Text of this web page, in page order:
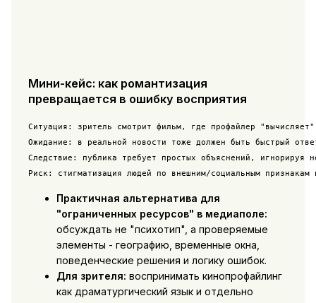
Мини-кейс: как романтизация
превращается в ошибку восприятия
Ситуация: зритель смотрит фильм, где профайлер
Ожидание: в реальной новости тоже должен быть быстрый
Следствие: публика требует простых объяснений, игнорируя
Риск: стигматизация людей по внешним/социальным
Практичная альтернатива для
"ограниченных ресурсов" в медиаполе:
обсуждать не "психотип", а проверяемые
элементы - географию, временные окна,
поведенческие решения и логику ошибок.
Для зрителя: воспринимать кинопрофайлинг
как драматургический язык и отдельно